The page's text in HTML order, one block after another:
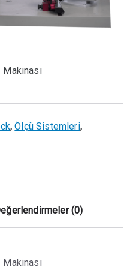
,Ölçü Sistemleri,
(0)